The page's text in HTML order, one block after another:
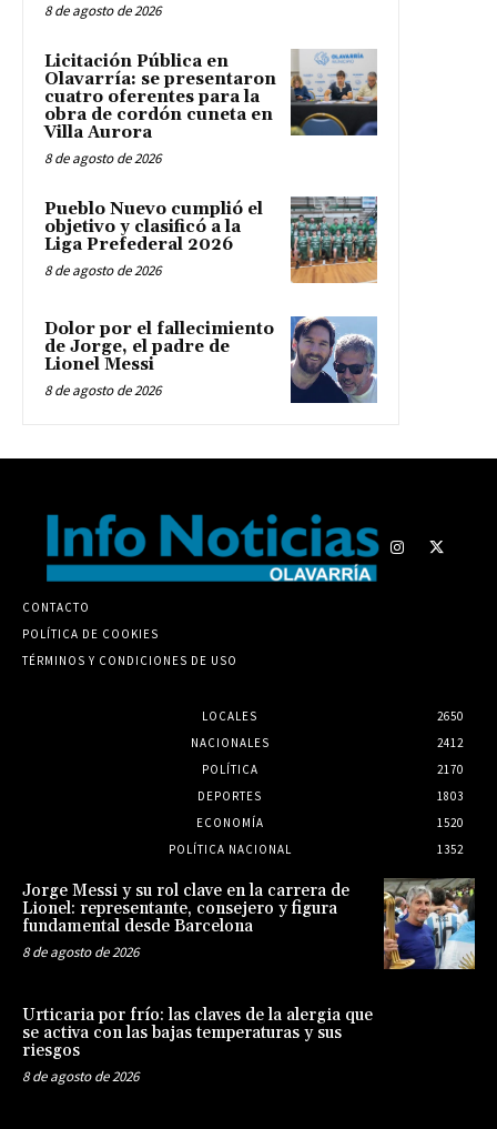
8 de agosto de 2026
Licitación Pública en
Olavarría: se presentaron
cuatro oferentes para la
obra de cordón cuneta en
Villa Aurora
8 de agosto de 2026
Pueblo Nuevo cumplió el
objetivo y clasificó a la
Liga Prefederal 2026
8 de agosto de 2026
Dolor por el fallecimiento
de Jorge, el padre de
Lionel Messi
8 de agosto de 2026
CONTACTO
POLÍTICA DE COOKIES
TÉRMINOS Y CONDICIONES DE USO
LOCALES
2650
NACIONALES
2412
POLÍTICA
2170
DEPORTES
1803
ECONOMÍA
1520
POLÍTICA NACIONAL
1352
Jorge Messi y su rol clave en la carrera de
Lionel: representante, consejero y figura
fundamental desde Barcelona
8 de agosto de 2026
Urticaria por frío: las claves de la alergia que
se activa con las bajas temperaturas y sus
riesgos
8 de agosto de 2026